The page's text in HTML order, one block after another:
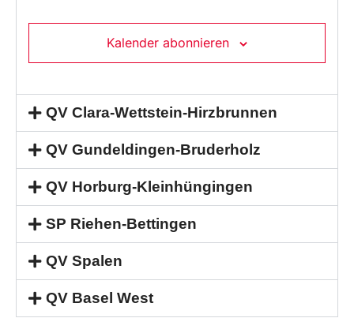
Kalender abonnieren
QV Clara-Wettstein-Hirzbrunnen
QV Gundeldingen-Bruderholz
QV Horburg-Kleinhüngingen
SP Riehen-Bettingen
QV Spalen
QV Basel West